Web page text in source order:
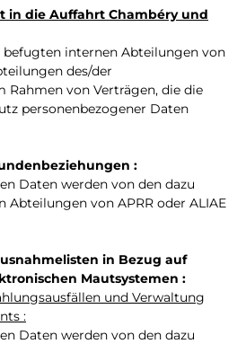
in die Auffahrt Chambéry und
befugten internen Abteilungen von
des/der
Rahmen von Verträgen, die die
personenbezogener Daten
:
Daten werden von den dazu
von APRR oder ALIAE
in Bezug auf
Mautsystemen :
und Verwaltung
:
Daten werden von den dazu